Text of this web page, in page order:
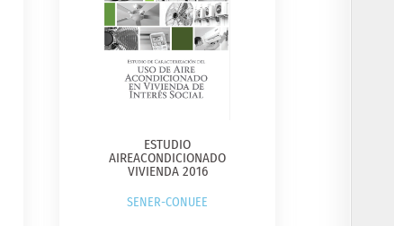
ESTUDIO
AIREACONDICIONADO
VIVIENDA 2016​
SENER-CONUEE